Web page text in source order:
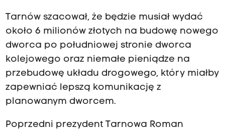
Tarnów szacował, że będzie musiał wydać
około 6 milionów złotych na budowę nowego
dworca po południowej stronie dworca
kolejowego oraz niemałe pieniądze na
przebudowę układu drogowego, który miałby
zapewniać lepszą komunikację z
planowanym dworcem.
Poprzedni prezydent Tarnowa Roman